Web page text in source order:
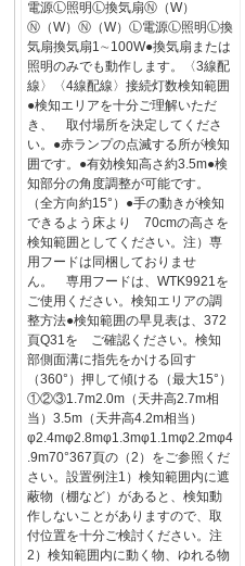
電源Ⓛ照明Ⓛ換気扇Ⓝ（W）
Ⓝ（W）Ⓝ（W）Ⓛ電源Ⓛ照明Ⓛ換
気扇換気扇1∼100W●換気扇または
照明のみでも動作します。〈3線配
線〉〈4線配線〉接続灯数検知範囲
●検知エリアを十分ご理解いただ
き、 取付場所を決定してくださ
い。●赤ランプの点滅する所が検知
囲です。●有効検知高さ約3.5m●検
知部分の角度調整が可能です。
（全方向約15°）●手の動きが検知
できるよう床より 70cmの高さを
検知範囲としてください。注）専
用フードは同梱しておりませ
ん。 専用フードは、WTK9921を
ご使用ください。検知エリアの調
整方法●検知範囲の早見表は、372
頁Q31を ご確認ください。検知
部側面溝に指先をかける回す
（360°）押して傾ける（最大15°）
①②③1.7m2.0m（天井高2.7m相
当）3.5m（天井高4.2m相当）
φ2.4mφ2.8mφ1.3mφ1.1mφ2.2mφ4
.9m70°367頁の（2）をご参照くだ
さい。設置例注1）検知範囲内に遮
蔽物（棚など）があると、検知動
作しないことがありますので、取
付位置を十分ご検討ください。注
2）検知範囲内に動く物、ゆれる物